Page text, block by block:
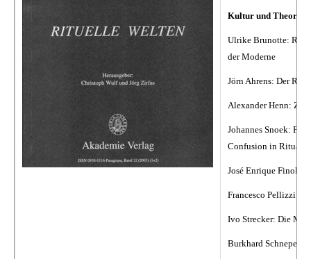
Kultur und Theorie
Ulrike Brunotte:
der Moderne
Jörn Ahrens: Der
Alexander Henn:
Johannes Snoek:
Confusion in Ritual
José Enrique Finol:
Francesco Pellizzi:
Ivo Strecker: Die
Burkhard Schnepel: